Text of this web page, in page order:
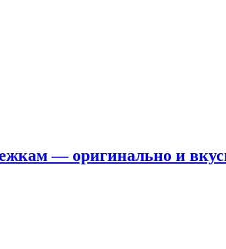
— оригинально и